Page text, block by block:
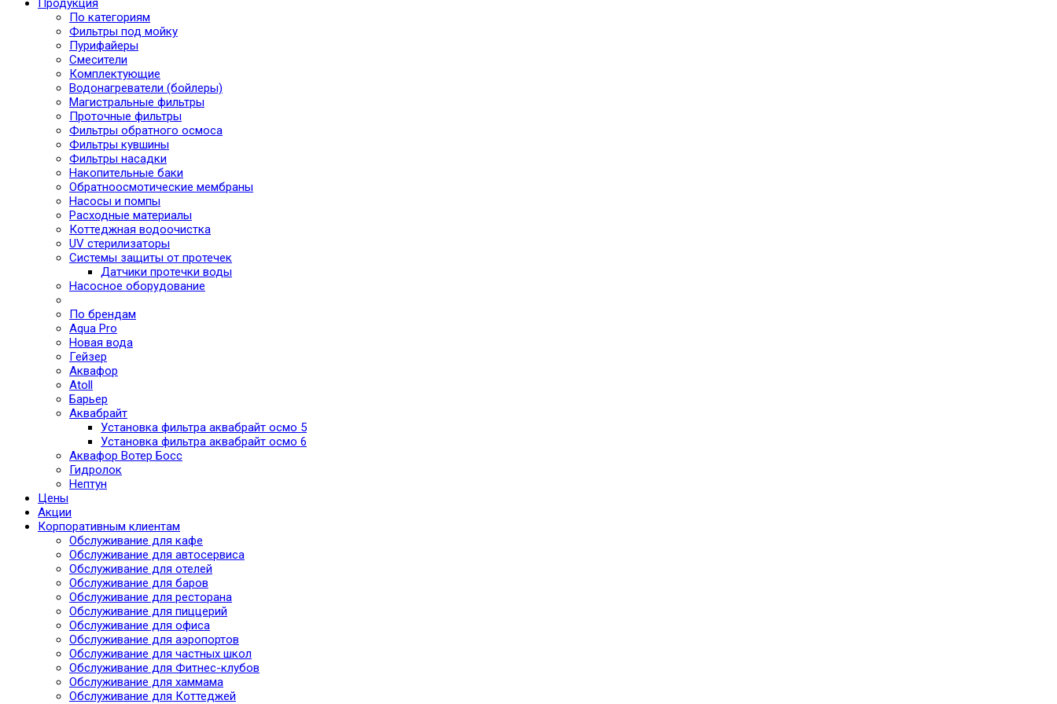
Продукция
По категориям
Фильтры под мойку
Пурифайеры
Смесители
Комплектующие
Водонагреватели (бойлеры)
Магистральные фильтры
Проточные фильтры
Фильтры обратного осмоса
Фильтры кувшины
Фильтры насадки
Накопительные баки
Обратноосмотические мембраны
Насосы и помпы
Расходные материалы
Коттеджная водоочистка
UV стерилизаторы
Системы защиты от протечек
Датчики протечки воды
Насосное оборудование
По брендам
Aqua Pro
Новая вода
Гейзер
Аквафор
Atoll
Барьер
Аквабрайт
Установка фильтра аквабрайт осмо 5
Установка фильтра аквабрайт осмо 6
Аквафор Вотер Босс
Гидролок
Нептун
Цены
Акции
Корпоративным клиентам
Обслуживание для кафе
Обслуживание для автосервиса
Обслуживание для отелей
Обслуживание для баров
Обслуживание для ресторана
Обслуживание для пиццерий
Обслуживание для офиса
Обслуживание для аэропортов
Обслуживание для частных школ
Обслуживание для Фитнес-клубов
Обслуживание для хаммама
Обслуживание для Коттеджей